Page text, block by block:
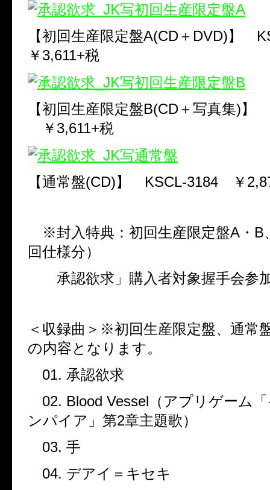
【初回生産限定盤A(CD＋ DVD)】
￥ 3,611+税
【初回生産限定盤B(CD＋写真集)】
￥ 3,611+税
【通常盤(CD)】 KSCL-3184 ￥
※封入特典：初回生産限定盤A ・ B
回仕様分）
承認欲求」購入者対象握手会参
＜収録曲＞※初回生産限定盤、通常
の内容となります。
01. 承認欲求
02. Blood Vessel （アプリゲーム
ンパイア」第2章主題歌）
03. 手
04. デアイ＝キセキ